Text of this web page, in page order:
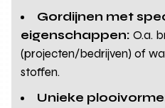
Gordijnen met
eigenschappen: O.a.
(projecten/bedrijven) of
stoffen.
Unieke